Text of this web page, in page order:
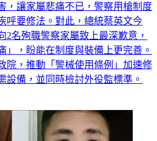
，讓家屬悲痛不已，警察用槍制度
呼要修法。對此，總統蔡英文今
2名殉職警察家屬致上最深歉意，
」，盼能在制度與裝備上更完善。
院，推動「警械使用條例」加速修
設備，並同時檢討外役監標準。